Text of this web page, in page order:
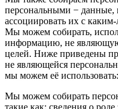
персональными −
ассоциировать их с
Мы можем собирать,
информацию, не
целей. Ниже приведены
не являющейся
мы можем её использовать:
Мы можем собирать